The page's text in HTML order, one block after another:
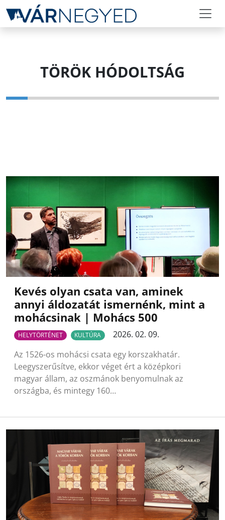
TÖRÖK HÓDOLTSÁG
Kevés olyan csata van, aminek
annyi áldozatát ismernénk, mint a
mohácsinak | Mohács 500
HELYTÖRTÉNET KULTÚRA
2026. 02. 09.
Az 1526-os mohácsi csata egy korszakhatár.
Leegyszerűsítve, ekkor véget ért a középkori
magyar állam, az oszmánok benyomulnak az
országba, és mintegy 160…